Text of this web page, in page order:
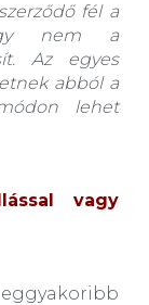
fél a
nem a
Az egyes
abból a
lehet
vagy